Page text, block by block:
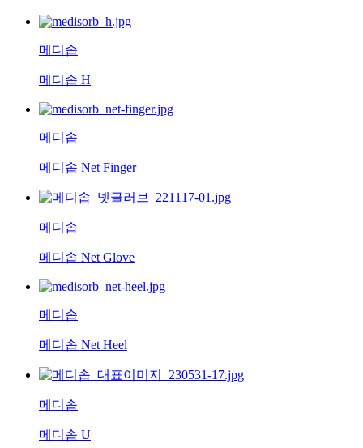
메디솝
메디솝 H
메디솝
메디솝 Net Finger
메디솝
메디솝 Net Glove
메디솝
메디솝 Net Heel
메디솝
메디솝 U